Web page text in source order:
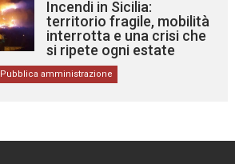
Incendi in Sicilia:
territorio fragile, mobilità
interrotta e una crisi che
si ripete ogni estate
Pubblica amministrazione